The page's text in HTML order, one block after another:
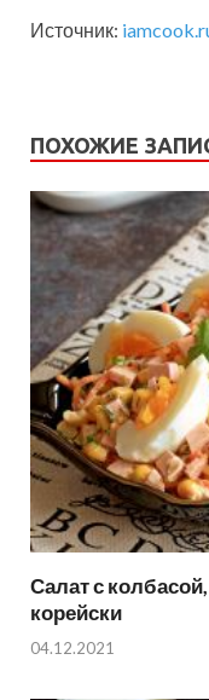
Источник:
ПОХОЖИЕ
Салат с
корейски
04.12.2021